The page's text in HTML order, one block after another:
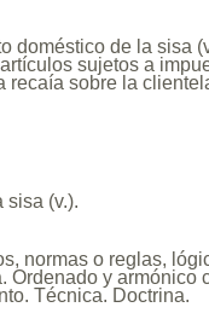
doméstico de la sisa
sujetos a
recaía sobre la
sisa (v.).
normas o reglas,
Ordenado y armónico
Técnica. Doctrina.